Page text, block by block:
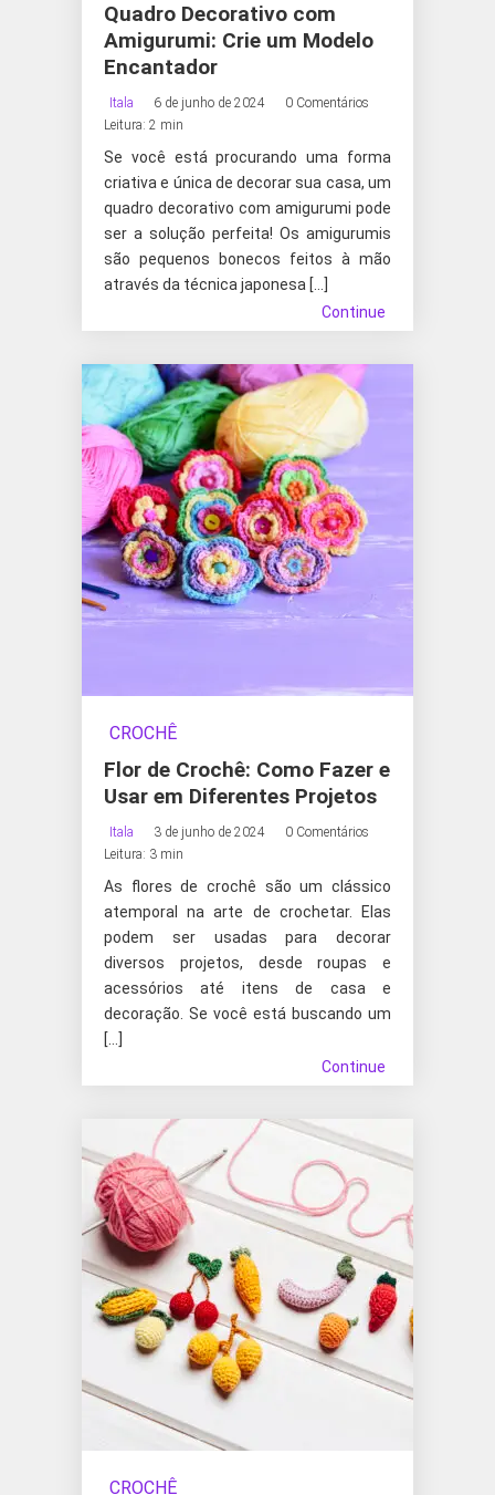
Quadro Decorativo com
Amigurumi: Crie um Modelo
Encantador
Itala 6 de junho de 2024
0 Comentários
Leitura: 2 min
Se você está procurando uma forma
criativa e única de decorar sua casa, um
quadro decorativo com amigurumi pode
ser a solução perfeita! Os amigurumis
são pequenos bonecos feitos à mão
através da técnica japonesa […]
Continue
CROCHÊ
Flor de Crochê: Como Fazer e
Usar em Diferentes Projetos
Itala 3 de junho de 2024
0 Comentários
Leitura: 3 min
As flores de crochê são um clássico
atemporal na arte de crochetar. Elas
podem ser usadas para decorar
diversos projetos, desde roupas e
acessórios até itens de casa e
decoração. Se você está buscando um
[…]
Continue
CROCHÊ